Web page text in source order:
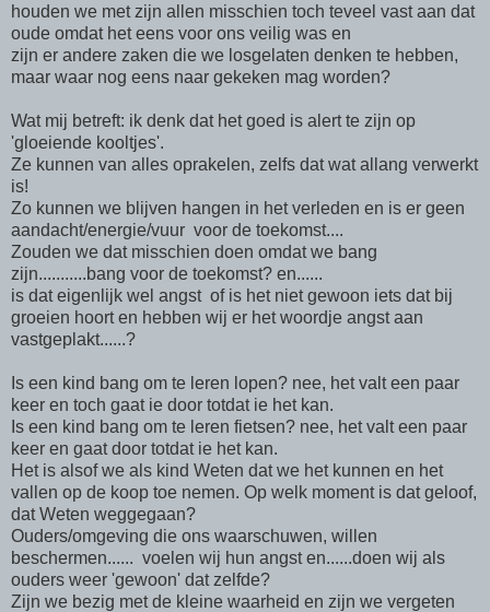
houden we met zijn allen misschien toch teveel vast aan dat
oude omdat het eens voor ons veilig was en
zijn er andere zaken die we losgelaten denken te hebben,
maar waar nog eens naar gekeken mag worden?
Wat mij betreft: ik denk dat het goed is alert te zijn op
'gloeiende kooltjes'.
Ze kunnen van alles oprakelen, zelfs dat wat allang verwerkt
is!
Zo kunnen we blijven hangen in het verleden en is er geen
aandacht/energie/vuur voor de toekomst....
Zouden we dat misschien doen omdat we bang
zijn...........bang voor de toekomst? en......
is dat eigenlijk wel angst of is het niet gewoon iets dat bij
groeien hoort en hebben wij er het woordje angst aan
vastgeplakt......?
Is een kind bang om te leren lopen? nee, het valt een paar
keer en toch gaat ie door totdat ie het kan.
Is een kind bang om te leren fietsen? nee, het valt een paar
keer en gaat door totdat ie het kan.
Het is alsof we als kind Weten dat we het kunnen en het
vallen op de koop toe nemen. Op welk moment is dat geloof,
dat Weten weggegaan?
Ouders/omgeving die ons waarschuwen, willen
beschermen...... voelen wij hun angst en......doen wij als
ouders weer 'gewoon' dat zelfde?
Zijn we bezig met de kleine waarheid en zijn we vergeten